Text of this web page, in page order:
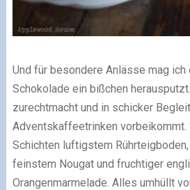
Und für besondere Anlässe mag ich
Schokolade ein bißchen
zurechtmacht und in schicker
Adventskaffeetrinken vorbeikommt.
Schichten luftigstem
feinstem Nougat und fruchtiger
Orangenmarmelade. Alles umhüllt